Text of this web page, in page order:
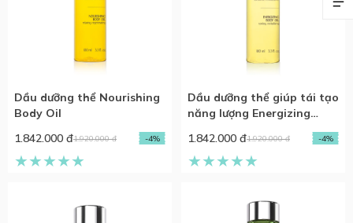
Dầu dưỡng thể Nourishing
Body Oil
1.842.000 đ1.920.000 đ -4%
Dầu dưỡng thể giúp tái tạo
năng lượng Energizing
1.842.000 đ1.920.000 đ -4%